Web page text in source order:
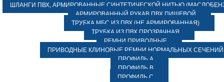
ШЛАНГИ ПВХ, АРМИРОВАННЫЕ СИНТЕТИЧЕСКОЙ НИТЬЮ
АРМИРОВАННЫЙ РУКАВ ПВХ ПИЩЕВОЙ
ТРУБКА МБС ИЗ ПВХ (НЕ АРМИРОВАННАЯ)
ТРУБКА ИЗ ПВХ ПРОЗРАЧНАЯ
РЕМНИ ПРИВОДНЫЕ
ПРИВОДНЫЕ КЛИНОВЫЕ РЕМНИ НОРМАЛЬНЫХ СЕЧЕНИЙ
ПРОФИЛЬ A
ПРОФИЛЬ B
ПРОФИЛЬ C